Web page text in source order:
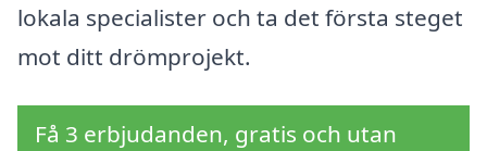
lokala specialister och ta det första steget
mot ditt drömprojekt.
Få 3 erbjudanden, gratis och utan